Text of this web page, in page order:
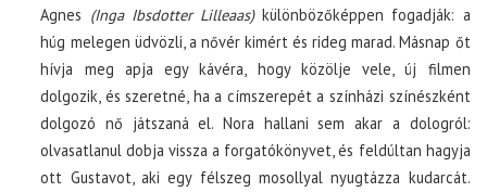
Agnes (Inga Ibsdotter Lilleaas)különbözőképpen fogadják: a
húg melegen üdvözli, a nővér kimért és rideg marad. Másnap őt
hívja meg apja egy kávéra, hogy közölje vele, új filmen
dolgozik, és szeretné, ha a címszerepét a színházi színészként
dolgozó nő játszaná el. Nora hallani sem akar a dologról:
olvasatlanul dobja vissza a forgatókönyvet, és feldúltan hagyja
ott Gustavot, aki egy félszeg mosollyal nyugtázza kudarcát.